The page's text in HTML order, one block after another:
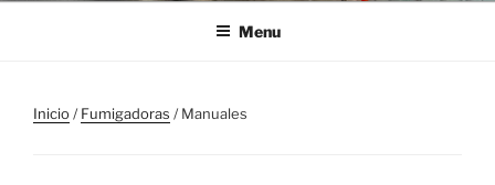
Menu
Inicio/Fumigadoras / Manuales